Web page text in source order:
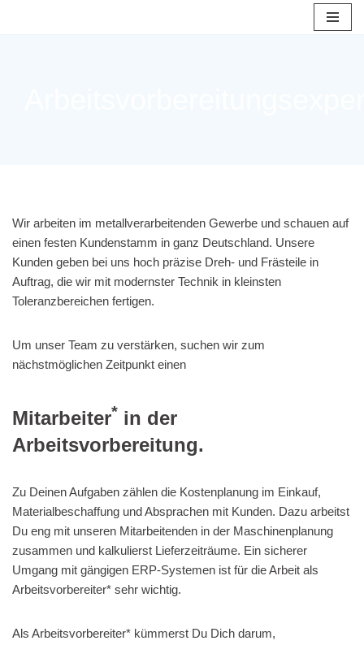
Wir arbeiten im metallverarbeitenden Gewerbe und schauen auf
einen festen Kundenstamm in ganz Deutschland. Unsere
Kunden geben bei uns hoch präzise Dreh- und Frästeile in
Auftrag, die wir mit modernster Technik in kleinsten
Toleranzbereichen fertigen.
Um unser Team zu verstärken, suchen wir zum
nächstmöglichen Zeitpunkt einen
Mitarbeiter* in der
Arbeitsvorbereitung.
Zu Deinen Aufgaben zählen die Kostenplanung im Einkauf,
Materialbeschaffung und Absprachen mit Kunden. Dazu arbeitst
Du eng mit unseren Mitarbeitenden in der Maschinenplanung
zusammen und kalkulierst Lieferzeiträume. Ein sicherer
Umgang mit gängigen ERP-Systemen ist für die Arbeit als
Arbeitsvorbereiter* sehr wichtig.
Als Arbeitsvorbereiter* kümmerst Du Dich darum,